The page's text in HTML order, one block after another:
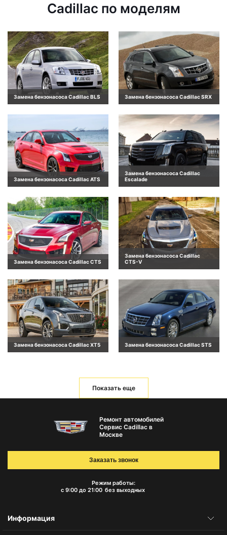
Cadillac по моделям
Замена бензонасоса Cadillac BLS Замена бензонасоса Cadillac SRX
Замена бензонасоса Cadillac ATS
Замена бензонасоса Cadillac
Escalade
Замена бензонасоса Cadillac CTS
Замена бензонасоса Cadillac
CTS-V
Замена бензонасоса Cadillac XT5 Замена бензонасоса Cadillac STS
Показать еще
Ремонт автомобилей
Сервис Cadillac в
Москве
Режим работы:
с 9:00 до 21:00 без выходных
Заказать звонок
Информация